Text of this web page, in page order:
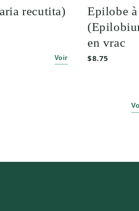
recutita)
Voir
Epilobe
en vrac
$8.75